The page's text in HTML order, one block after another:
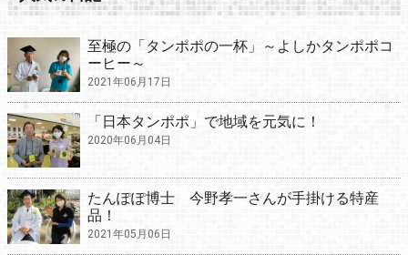
至極の「タンポポの一杯」～よしかタンポポコ
ーヒー～
2021年06月17日
「日本タンポポ」で地域を元気に！
2020年06月04日
たんぽぽ博士 今野孝一さんが手掛ける特産
品！
2021年05月06日